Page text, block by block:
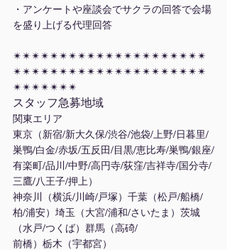
・アンケートや座談会でサクラの回答で会場
を盛り上げる代理回答
✴︎✴︎✴︎✴︎✴︎✴︎✴︎✴︎✴︎✴︎✴︎✴︎✴︎✴︎✴︎✴︎✴︎✴︎✴︎✴︎✴︎
✴︎✴︎✴︎✴︎✴︎✴︎✴︎✴︎✴︎✴︎✴︎✴︎✴︎✴︎✴︎✴︎✴︎✴︎✴︎✴︎✴︎
✴︎✴︎✴︎✴︎✴︎✴︎✴︎
スタッフ急募地域
関東エリア
東京（新宿/新大久保/渋谷/池袋/上野/日暮里/
巣鴨/白金/赤坂/五反田/目黒/恵比寿/巣鴨/銀座/
有楽町/品川/中野/高円寺/荻窪/吉祥寺/国分寺/
三鷹/八王子/押上）
神奈川（横浜/川崎/戸塚）千葉（松戸/船橋/
柏/浦安）埼玉（大宮/浦和/さいたま）茨城
（水戸/つくば）群馬（高碕/
前橋）栃木（宇都宮）